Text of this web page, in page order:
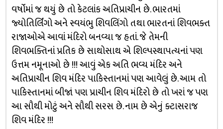
વર્ષોમાં જ થયું છે તો કેટલાંક અતિપ્રાચીન છે. ભારતમાં
જ્યોતિર્લિંગો અને સ્વયંભુ શિવલિંગો તથા ભારતનાં શિવભક્ત
રાજાઓએ આવાં મંદિરો બનવ્યા જ હતાં. જે તેમની
શિવભક્તિનાં પ્રતિક છે સાથોસાથ એ શિલ્પસ્થાપત્યનાં પણ
ઉત્તમ નમૂનાઓ છે !!! આવું એક અતિ ભવ્ય મંદિર અને
અતિપ્રાચીન શિવ મંદિર પાકિસ્તાનમાં પણ આવેલું છે. આમ તો
પાકિસ્તાનમાં બીજાં પણ પ્રાચીન શિવ મંદિરો છે તો ખરાં જ પણ
આ સૌથી મોટું અને સૌથી સરસ છે. નામ છે એનું ક્ટાસરાજ
શિવ મંદિર !!!